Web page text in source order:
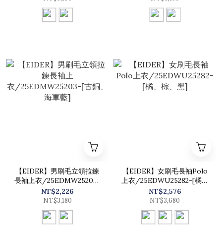
【EIDER】男刷毛立領拉鍊
長袖上衣/25EDMW25203-
[古銅、海軍藍]
NT$2,226
NT$3,180
【EIDER】女刷毛長袖Polo
上衣/25EDWU25282-[橘、
棕、黑]
NT$2,576
NT$3,680